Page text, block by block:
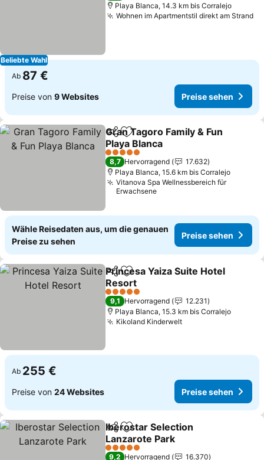
Beliebte Wahl
Playa Blanca, 14.3 km bis Corralejo
Wohnen im Apartmentstil direkt am Strand
Ab 87 €
Preise von 9 Websites Preise sehen
TeilenZu Favoriten hinzufügen
Gran Tagoro Family & Fun
Playa Blanca
Preise sehen
5 Sterne
8,7 Hervorragend
17.632
Playa Blanca, 15.6 km bis Corralejo
Vitanova Spa Wellnessbereich für
Erwachsene
Wähle Reisedaten aus, um die genauen
Preise zu sehen
Preise sehen
TeilenZu Favoriten hinzufügen
Princesa Yaiza Suite Hotel
Resort
Preise sehen
5 Sterne
9,1 Hervorragend
12.231
Playa Blanca, 15.3 km bis Corralejo
Kikoland KinderweltPreise sehen
Ab 255 €
Preise von 24 Websites Preise sehen
TeilenZu Favoriten hinzufügen
Iberostar Selection
Lanzarote Park
Preise sehen
5 Sterne
9,2 Hervorragend 16.370